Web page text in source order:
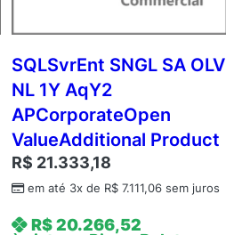
SQLSvrEnt SNGL SA OLV
NL 1Y AqY2
APCorporateOpen
ValueAdditional Product
R$ 21.333,18
em até 3x de R$ 7.111,06 sem juros
R$20.266,52